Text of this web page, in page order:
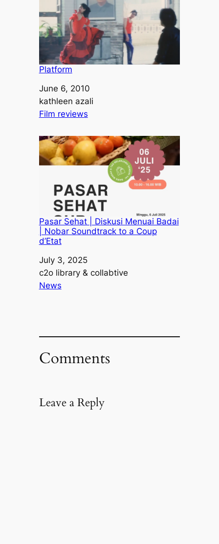
Platform
Date
June 6, 2010
Author
kathleen azali
In relation to
Film reviews
Pasar Sehat | Diskusi Menuai Badai
| Nobar Soundtrack to a Coup
d’Etat
Date
July 3, 2025
Author
c2o library & collabtive
In relation to
News
Comments
Leave a Reply